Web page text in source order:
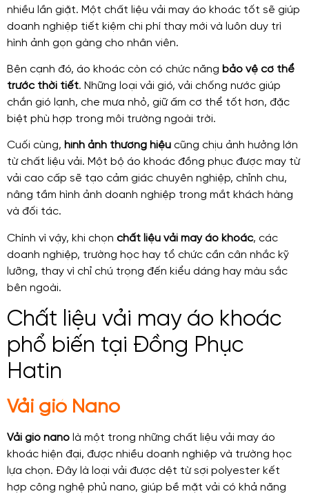
nhiều lần giặt. Một chất liệu vải may áo khoác tốt sẽ giúp
doanh nghiệp tiết kiệm chi phí thay mới và luôn duy trì
hình ảnh gọn gàng cho nhân viên.
Bên cạnh đó, áo khoác còn có chức năng bảo vệ cơ thể
trước thời tiết. Những loại vải gió, vải chống nước giúp
chắn gió lạnh, che mưa nhỏ, giữ ấm cơ thể tốt hơn, đặc
biệt phù hợp trong môi trường ngoài trời.
Cuối cùng, hình ảnh thương hiệu cũng chịu ảnh hưởng lớn
từ chất liệu vải. Một bộ áo khoác đồng phục được may từ
vải cao cấp sẽ tạo cảm giác chuyên nghiệp, chỉnh chu,
nâng tầm hình ảnh doanh nghiệp trong mắt khách hàng
và đối tác.
Chính vì vậy, khi chọn chất liệu vải may áo khoác, các
doanh nghiệp, trường học hay tổ chức cần cân nhắc kỹ
lưỡng, thay vì chỉ chú trọng đến kiểu dáng hay màu sắc
bên ngoài.
Chất liệu vải may áo khoác
phổ biến tại Đồng Phục
Hatin
Vải gió Nano
Vải gió nano là một trong những chất liệu vải may áo
khoác hiện đại, được nhiều doanh nghiệp và trường học
lựa chọn. Đây là loại vải được dệt từ sợi polyester kết
hợp công nghệ phủ nano, giúp bề mặt vải có khả năng